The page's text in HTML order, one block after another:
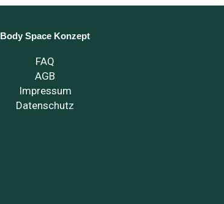
Body Space Konzept
FAQ
AGB
Impressum
Datenschutz